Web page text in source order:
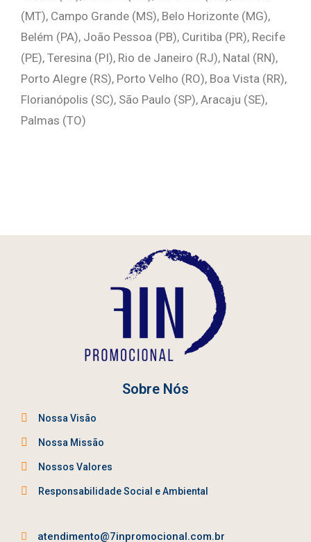
(MT), Campo Grande (MS), Belo Horizonte (MG),
Belém (PA), João Pessoa (PB), Curitiba (PR), Recife
(PE), Teresina (PI), Rio de Janeiro (RJ), Natal (RN),
Porto Alegre (RS), Porto Velho (RO), Boa Vista (RR),
Florianópolis (SC), São Paulo (SP), Aracaju (SE),
Palmas (TO)
Sobre Nós
Nossa Visão
Nossa Missão
Nossos Valores
Responsabilidade Social e Ambiental
atendimento@7inpromocional.com.br